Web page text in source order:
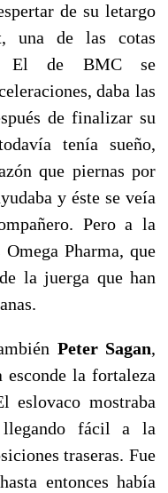
de su letargo
una de las cotas
El de BMC se
daba las
de finalizar su
tenía sueño,
que piernas por
y éste se veía
Pero a la
Pharma, que
la juerga que han
Peter Sagan,
la fortaleza
eslovaco mostraba
llegando fácil a la
traseras. Fue
entonces había